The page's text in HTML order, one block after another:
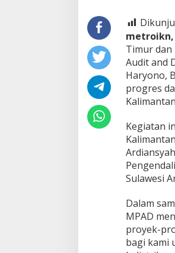
metroikn,
Timur dan
Audit and
Haryono,
progres
Kegiatan
Sulawesi
Dalam
MPAD
proyek-
bagi kami